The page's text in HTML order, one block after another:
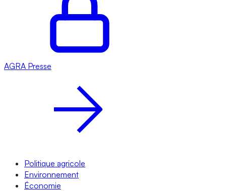
AGRA Presse
Politique agricole
Environnement
Économie